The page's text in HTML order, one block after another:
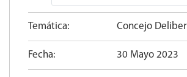
Temática: Concejo
Fecha: 30 Mayo 2023